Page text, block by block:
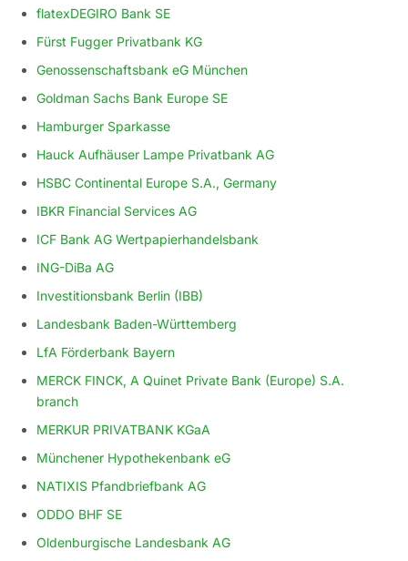
flatexDEGIRO Bank SE
Fürst Fugger Privatbank KG
Genossenschaftsbank eG München
Goldman Sachs Bank Europe SE
Hamburger Sparkasse
Hauck Aufhäuser Lampe Privatbank AG
HSBC Continental Europe S.A., Germany
IBKR Financial Services AG
ICF Bank AG Wertpapierhandelsbank
ING-DiBa AG
Investitionsbank Berlin (IBB)
Landesbank Baden-Württemberg
LfA Förderbank Bayern
MERCK FINCK, A Quinet Private Bank (Europe) S.A.
branch
MERKUR PRIVATBANK KGaA
Münchener Hypothekenbank eG
NATIXIS Pfandbriefbank AG
ODDO BHF SE
Oldenburgische Landesbank AG